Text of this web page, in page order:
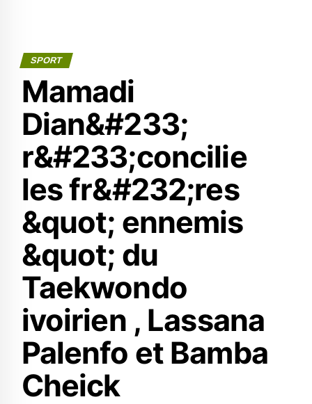
SPORT
Mamadi
Dian&#233;
r&#233;concilie
les fr&#232;res
&quot; ennemis
&quot; du
Taekwondo
ivoirien , Lassana
Palenfo et Bamba
Cheick